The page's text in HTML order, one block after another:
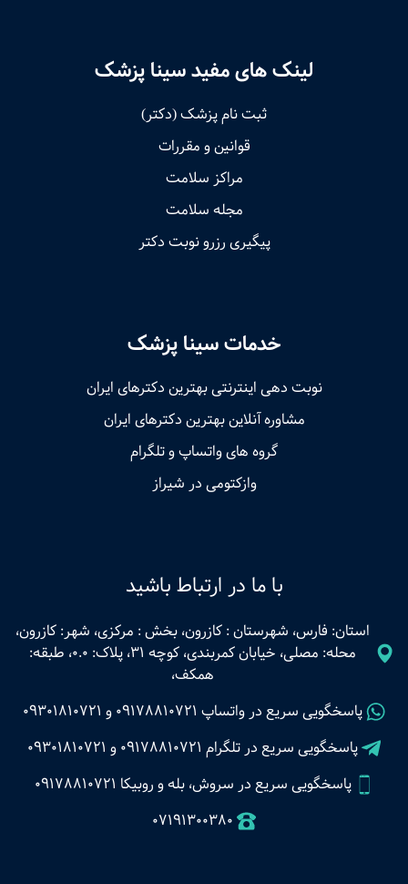
لینک های مفید سینا پزشک
ثبت نام پزشک (دکتر)
قوانین و مقررات
مراکز سلامت
مجله سلامت
پیگیری رزرو نوبت دکتر
خدمات سینا پزشک
نوبت‌ دهی اینترنتی بهترین دکترهای ایران
مشاوره آنلاین بهترین دکترهای ایران
گروه های واتساپ و تلگرام
وازکتومی در شیراز
با ما در ارتباط باشید
استان: فارس، شهرستان : کازرون، بخش : مرکزی، شهر: کازرون،
محله: مصلی، خیابان کمربندی، کوچه 31، پلاک: 0.0، طبقه:
همکف،
پاسخگویی سریع در واتساپ 09178810721 و 09301810721
پاسخگویی سریع در تلگرام 09178810721 و 09301810721
پاسخگویی سریع در سروش، بله و روبیکا 09178810721
07191300380